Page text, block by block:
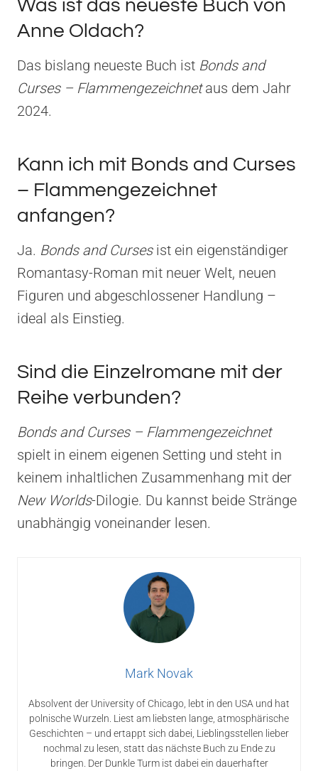
Was ist das neueste Buch von
Anne Oldach?
Das bislang neueste Buch ist Bonds and
Curses – Flammengezeichnetaus dem Jahr
2024.
Kann ich mit Bonds and Curses
– Flammengezeichnet
anfangen?
Ja. Bonds and Cursesist ein eigenständiger
Romantasy-Roman mit neuer Welt, neuen
Figuren und abgeschlossener Handlung –
ideal als Einstieg.
Sind die Einzelromane mit der
Reihe verbunden?
Bonds and Curses – Flammengezeichnet
spielt in einem eigenen Setting und steht in
keinem inhaltlichen Zusammenhang mit der
New Worlds-Dilogie. Du kannst beide Stränge
unabhängig voneinander lesen.
Mark Novak
Absolvent der University of Chicago, lebt in den USA und hat
polnische Wurzeln. Liest am liebsten lange, atmosphärische
Geschichten – und ertappt sich dabei, Lieblingsstellen lieber
nochmal zu lesen, statt das nächste Buch zu Ende zu
bringen. Der Dunkle Turm ist dabei ein dauerhafter